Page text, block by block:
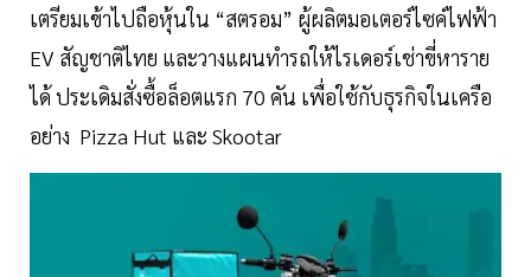
เตรียมเข้าไปถือหุ้นใน “สตรอม” ผู้ผลิตมอเตอร์ไซค์ไฟฟ้า
EV สัญชาติไทย และวางแผนทำรถให้ไรเดอร์เช่าขี่หาราย
ได้ ประเดิมสั่งซื้อล็อตแรก 70 คัน เพื่อใช้กับธุรกิจในเครือ
อย่าง Pizza Hut และ Skootar